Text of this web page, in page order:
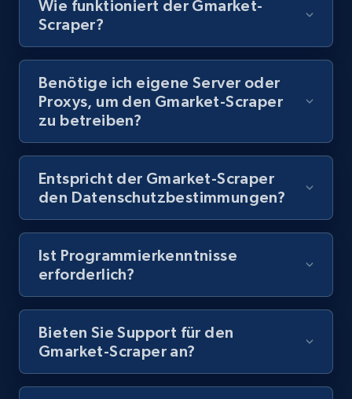
8.1K+
Youtube - Videos posts - Discovery records
by Explore page URL
URL, Title, Youtuber, Youtuber md5, Video url,
Video length, Likes, Views, and more.
by podcast url
URL, Title, Youtuber, Youtuber md5, Video url,
Video length, Likes, Views, and more.
Wie funktioniert der Gmarket-
Scraper?
Benötige ich eigene Server oder
Proxys, um den Gmarket-Scraper
zu betreiben?
Entspricht der Gmarket-Scraper
den Datenschutzbestimmungen?
Ist Programmierkenntnisse
erforderlich?
Bieten Sie Support für den
Gmarket-Scraper an?